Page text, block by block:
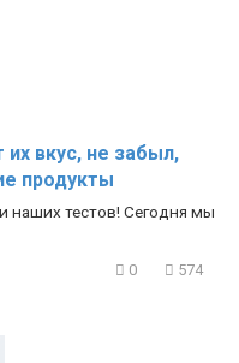
вкус, не забыл,
продукты
наших тестов! Сегодня мы
0 574